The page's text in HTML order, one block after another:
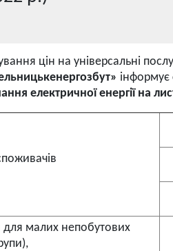
цін на універсальні
інформує
електричної енергії на
для малих непобутових